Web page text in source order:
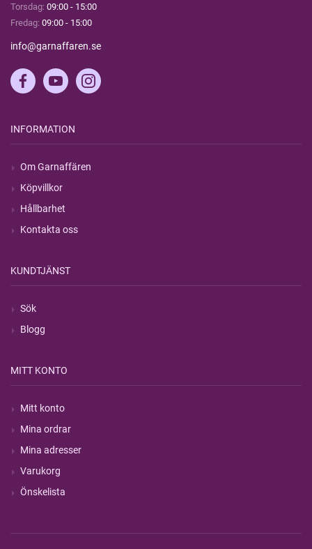
Torsdag: 09:00 - 15:00
Fredag: 09:00 - 15:00
info@garnaffaren.se
INFORMATION
Om Garnaffären
Köpvillkor
Hållbarhet
Kontakta oss
KUNDTJÄNST
Sök
Blogg
MITT KONTO
Mitt konto
Mina ordrar
Mina adresser
Varukorg
Önskelista